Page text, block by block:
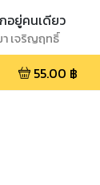
อยู่คนเดียว
เจริญฤทธิ์
55.00 ฿